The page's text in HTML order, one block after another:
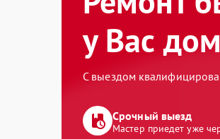
у Вас
С выездом
Срочный выезд
Мастер приедет уже